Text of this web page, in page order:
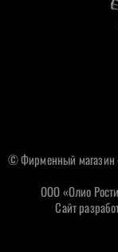
© Фирменный магазин
ООО «Олио
Сайт